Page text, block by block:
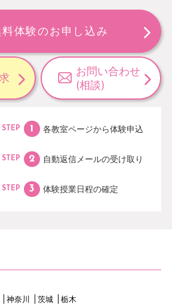
体験のお申し込み
お問い合わせ
(相談)
STEP 各教室ページから体験申込
STEP 自動返信メールの受け取り
STEP 体験授業日程の確定
神奈川 茨城
栃木